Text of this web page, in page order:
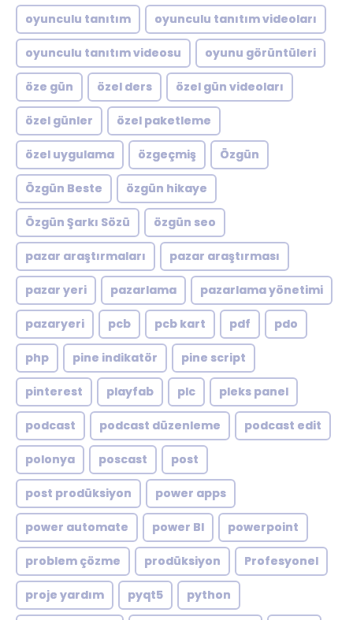
oyunculu tanıtım oyunculu tanıtım videoları
oyunculu tanıtım videosu oyunu görüntüleri
öze gün özel ders özel gün videoları
özel günler özel paketleme
özel uygulama özgeçmiş Özgün
Özgün Beste özgün hikaye
Özgün Şarkı Sözü özgün seo
pazar araştırmaları pazar araştırması
pazar yeri pazarlama pazarlama yönetimi
pazaryeri pcb pcb kart pdf pdo
php pine indikatör pine script
pinterest playfab plc pleks panel
podcast podcast düzenleme podcast edit
polonya poscast post
post prodüksiyon power apps
power automate power BI powerpoint
problem çözme prodüksiyon Profesyonel
proje yardım pyqt5 python